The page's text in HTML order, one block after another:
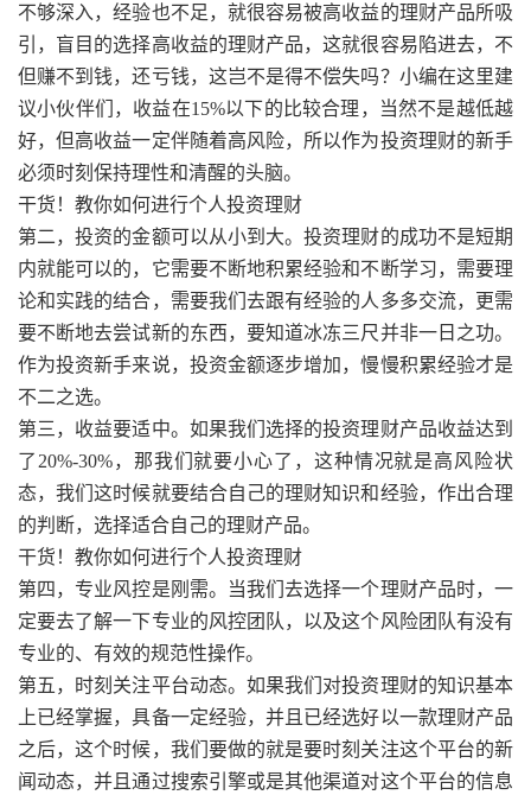
不够深入，经验也不足，就很容易被高收益的理财产品所吸
引，盲目的选择高收益的理财产品，这就很容易陷进去，不
但赚不到钱，还亏钱，这岂不是得不偿失吗？小编在这里建
议小伙伴们，收益在15%以下的比较合理，当然不是越低越
好，但高收益一定伴随着高风险，所以作为投资理财的新手
必须时刻保持理性和清醒的头脑。
干货！教你如何进行个人投资理财
第二，投资的金额可以从小到大。投资理财的成功不是短期
内就能可以的，它需要不断地积累经验和不断学习，需要理
论和实践的结合，需要我们去跟有经验的人多多交流，更需
要不断地去尝试新的东西，要知道冰冻三尺并非一日之功。
作为投资新手来说，投资金额逐步增加，慢慢积累经验才是
不二之选。
第三，收益要适中。如果我们选择的投资理财产品收益达到
了20%-30%，那我们就要小心了，这种情况就是高风险状
态，我们这时候就要结合自己的理财知识和经验，作出合理
的判断，选择适合自己的理财产品。
干货！教你如何进行个人投资理财
第四，专业风控是刚需。当我们去选择一个理财产品时，一
定要去了解一下专业的风控团队，以及这个风险团队有没有
专业的、有效的规范性操作。
第五，时刻关注平台动态。如果我们对投资理财的知识基本
上已经掌握，具备一定经验，并且已经选好以一款理财产品
之后，这个时候，我们要做的就是要时刻关注这个平台的新
闻动态，并且通过搜索引擎或是其他渠道对这个平台的信息